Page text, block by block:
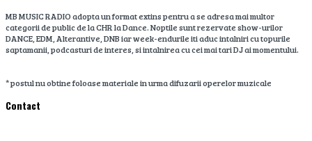
MB MUSIC RADIO adopta un format extins pentru a se adresa mai multor
categorii de public de la CHR la Dance. Noptile sunt rezervate show-urilor
DANCE, EDM, Alterantive, DNB iar week-endurile iti aduc intalniri cu topurile
saptamanii, podcasturi de interes, si intalnirea cu cei mai tari DJ ai momentului.
* postul nu obtine foloase materiale in urma difuzarii operelor muzicale
Contact